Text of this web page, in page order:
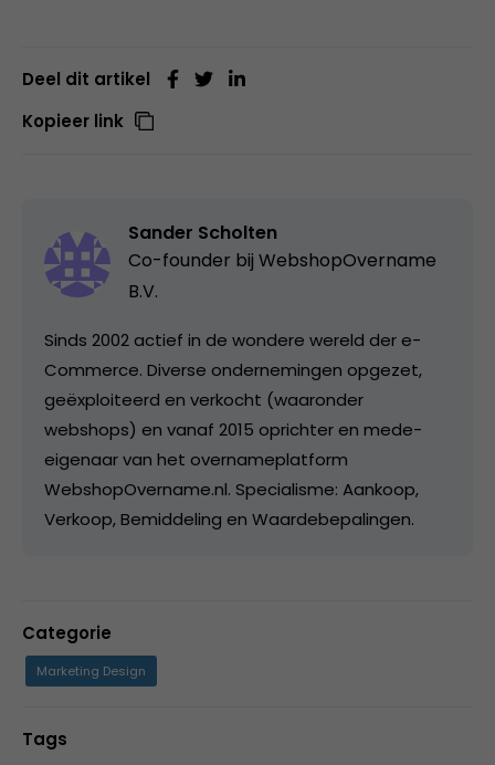
Deel dit artikel
Kopieer link
Sander Scholten
Co-founder bij WebshopOvername
B.V.
Sinds 2002 actief in de wondere wereld der e-
Commerce. Diverse ondernemingen opgezet,
geëxploiteerd en verkocht (waaronder
webshops) en vanaf 2015 oprichter en mede-
eigenaar van het overnameplatform
WebshopOvername.nl. Specialisme: Aankoop,
Verkoop, Bemiddeling en Waardebepalingen.
Categorie
Marketing Design
Tags